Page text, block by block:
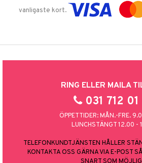
vanligaste kort.
RING ELLER MAILA
031 712 01
ÖPPETTIDER: MÅN.-FRE.
LUNCHSTÄNGT 12.00 -
TELEFONKUNDTJÄNSTEN HÅLLER
KONTAKTA OSS GÄRNA VIA E-POST